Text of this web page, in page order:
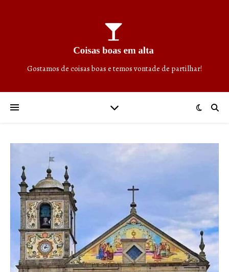
Gostamos de coisas boas e temos vontade de partilhar!